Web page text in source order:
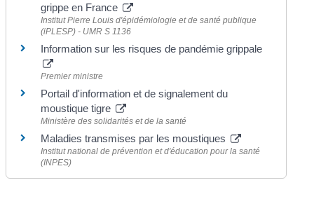
grippe en France
Institut Pierre Louis d'épidémiologie et de santé publique
(iPLESP) - UMR S 1136
Information sur les risques de pandémie grippale
Premier ministre
Portail d'information et de signalement du
moustique tigre
Ministère des solidarités et de la santé
Maladies transmises par les moustiques
Institut national de prévention et d'éducation pour la santé
(INPES)